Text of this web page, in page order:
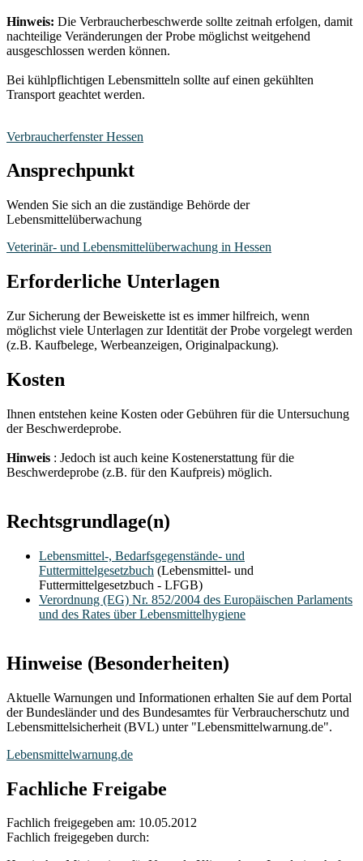
Hinweis: Die Verbraucherbeschwerde sollte zeitnah erfolgen, damit
nachteilige Veränderungen der Probe möglichst weitgehend
ausgeschlossen werden können.
Bei kühlpflichtigen Lebensmitteln sollte auf einen gekühlten
Transport geachtet werden.
Verbraucherfenster Hessen
Ansprechpunkt
Wenden Sie sich an die zuständige Behörde der
Lebensmittelüberwachung
Veterinär- und Lebensmittelüberwachung in Hessen
Erforderliche Unterlagen
Zur Sicherung der Beweiskette ist es immer hilfreich, wenn
möglichst viele Unterlagen zur Identität der Probe vorgelegt werden
(z.B. Kaufbelege, Werbeanzeigen, Originalpackung).
Kosten
Ihnen entstehen keine Kosten oder Gebühren für die Untersuchung
der Beschwerdeprobe.
Hinweis : Jedoch ist auch keine Kostenerstattung für die
Beschwerdeprobe (z.B. für den Kaufpreis) möglich.
Rechtsgrundlage(n)
Lebensmittel-, Bedarfsgegenstände- und
Futtermittelgesetzbuch (Lebensmittel- und
Futtermittelgesetzbuch - LFGB)
Verordnung (EG) Nr. 852/2004 des Europäischen Parlaments
und des Rates über Lebensmittelhygiene
Hinweise (Besonderheiten)
Aktuelle Warnungen und Informationen erhalten Sie auf dem Portal
der Bundesländer und des Bundesamtes für Verbraucherschutz und
Lebensmittelsicherheit (BVL) unter "Lebensmittelwarnung.de".
Lebensmittelwarnung.de
Fachliche Freigabe
Fachlich freigegeben am: 10.05.2012
Fachlich freigegeben durch: